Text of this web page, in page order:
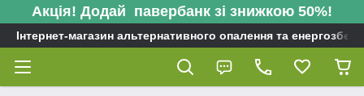
Акція! Додай павербанк зі знижкою 50%!
Інтернет-магазин альтернативного опалення та